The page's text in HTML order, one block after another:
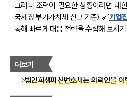
그러니 조력이 필요한 상황이라면 대
국세청 부가가치세 신고 기준) 🔗기업
통해 빠르게 대응 전략을 수립해 보시
더보기
법인회생파산변호사는 의뢰인을